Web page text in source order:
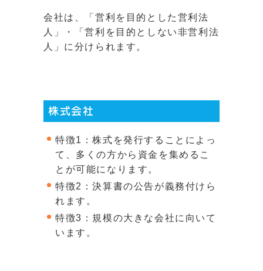
会社は、「営利を目的とした営利法
人」・「営利を目的としない非営利法
人」に分けられます。
株式会社
特徴1：株式を発行することによっ
て、多くの方から資金を集めるこ
とが可能になります。
特徴2：決算書の公告が義務付けら
れます。
特徴3：規模の大きな会社に向いて
います。